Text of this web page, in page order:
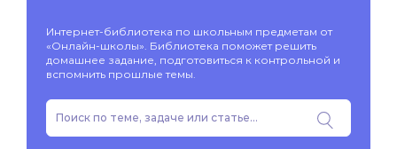
Интернет-библиотека по школьным предметам от
«Онлайн-школы». Библиотека поможет решить
домашнее задание, подготовиться к контрольной и
вспомнить прошлые темы.